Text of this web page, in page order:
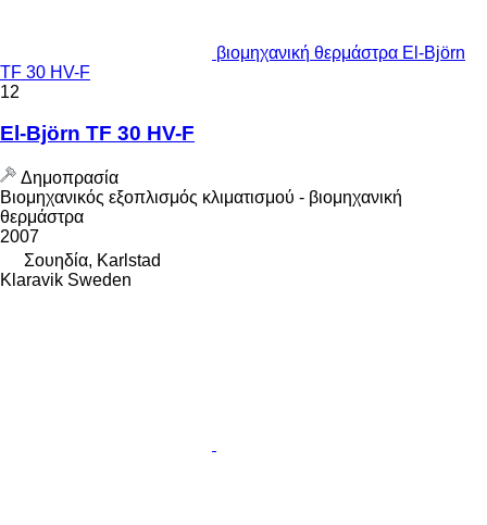
βιομηχανική θερμάστρα El-Björn
TF 30 HV-F
12
El-Björn TF 30 HV-F
Δημοπρασία
Βιομηχανικός εξοπλισμός κλιματισμού - βιομηχανική
θερμάστρα
2007
Σουηδία, Karlstad
Klaravik Sweden